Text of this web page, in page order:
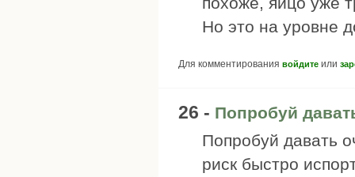
Но это на уровне
Для комментирования войдите или
26 - Попробуй
Попробуй давать
риск быстро